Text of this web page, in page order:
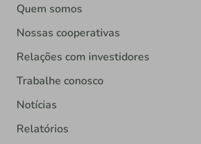
Quem somos
Nossas cooperativas
Relações com investidores
Trabalhe conosco
Notícias
Relatórios